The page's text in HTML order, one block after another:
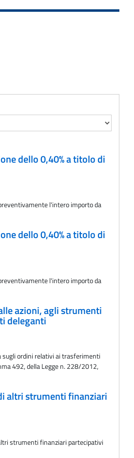
dello 0,40% a titolo di
l'intero importo da
dello 0,40% a titolo di
l'intero importo da
azioni, agli strumenti
deleganti
sugli ordini relativi ai trasferimenti
492, della Legge n. 228/2012,
altri strumenti finanziari
strumenti finanziari partecipativi